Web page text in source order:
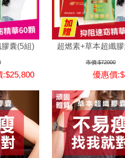
囊(5組)
:$25,800
超燃素+草本超纖
市價:$72000
優惠價